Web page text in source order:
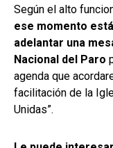
Según el alto
ese momento
adelantar una
Nacional del Paro
agenda que
facilitación de la
Unidas”.